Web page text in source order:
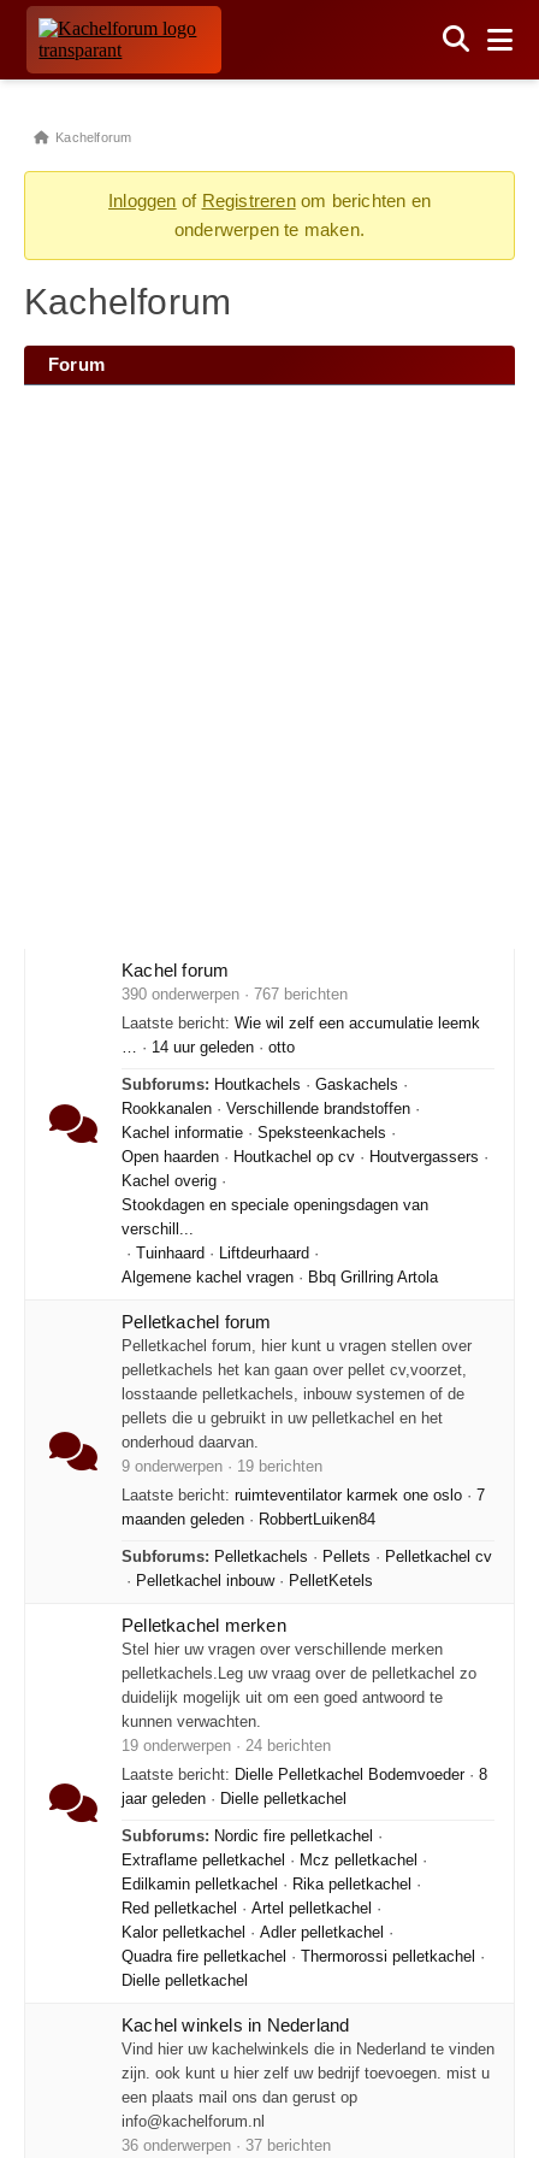
Kachelforum
Inloggen of Registrerenom berichten en
onderwerpen te maken.
Kachelforum
Forum
Kachel forum
390 onderwerpen · 767 berichten
Laatste bericht: Wie wil zelf een accumulatie leemk
… · 14 uur geleden · otto
Subforums: Houtkachels · Gaskachels ·
Rookkanalen · Verschillende brandstoffen ·
Kachel informatie · Speksteenkachels ·
Open haarden · Houtkachel op cv · Houtvergassers ·
Kachel overig ·
Stookdagen en speciale openingsdagen van
verschill...
·
Tuinhaard · Liftdeurhaard ·
Algemene kachel vragen · Bbq Grillring Artola
Pelletkachel forum
Pelletkachel forum, hier kunt u vragen stellen over
pelletkachels het kan gaan over pellet cv,voorzet,
losstaande pelletkachels, inbouw systemen of de
pellets die u gebruikt in uw pelletkachel en het
onderhoud daarvan.
9 onderwerpen · 19 berichten
Laatste bericht: ruimteventilator karmek one oslo · 7
maanden geleden · RobbertLuiken84
Subforums: Pelletkachels · Pellets · Pelletkachel cv
· Pelletkachel inbouw· PelletKetels
Pelletkachel merken
Stel hier uw vragen over verschillende merken
pelletkachels.Leg uw vraag over de pelletkachel zo
duidelijk mogelijk uit om een goed antwoord te
kunnen verwachten.
19 onderwerpen · 24 berichten
Laatste bericht: Dielle Pelletkachel Bodemvoeder· 8
jaar geleden · Dielle pelletkachel
Subforums: Nordic fire pelletkachel ·
Extraflame pelletkachel · Mcz pelletkachel ·
Edilkamin pelletkachel · Rika pelletkachel ·
Red pelletkachel · Artel pelletkachel ·
Kalor pelletkachel · Adler pelletkachel ·
Quadra fire pelletkachel · Thermorossi pelletkachel ·
Dielle pelletkachel
Kachel winkels in Nederland
Vind hier uw kachelwinkels die in Nederland te vinden
zijn. ook kunt u hier zelf uw bedrijf toevoegen. mist u
een plaats mail ons dan gerust op
info@kachelforum.nl
36 onderwerpen · 37 berichten